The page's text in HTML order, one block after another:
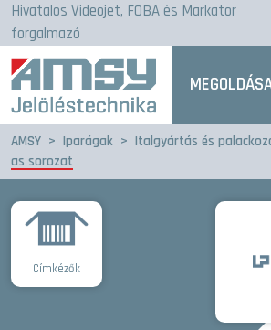
Hivatalos Videojet, FOBA és Markator
forgalmazó
AMSY > Iparágak > Italgyártás és
as sorozat
Címkézők